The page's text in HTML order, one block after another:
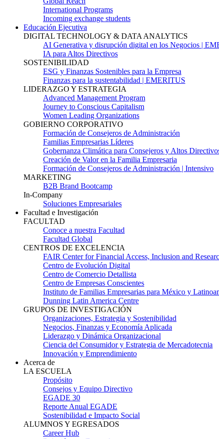
International Programs
Incoming exchange students
Educación Ejecutiva
DIGITAL TECHNOLOGY & DATA ANALYTICS
AI Generativa y disrupción digital en los Negocios |
IA para Altos Directivos
SOSTENIBILIDAD
ESG y Finanzas Sostenibles para la Empresa
Finanzas para la sustentabilidad | EMERITUS
LIDERAZGO Y ESTRATEGIA
Advanced Management Program
Journey to Conscious Capitalism
Women Leading Organizations
GOBIERNO CORPORATIVO
Formación de Consejeros de Administración
Familias Empresarias Líderes
Gobernanza Climática para Consejeros y Altos
Creación de Valor en la Familia Empresaria
Formación de Consejeros de Administración | Intensivo
MARKETING
B2B Brand Bootcamp
In-Company
Soluciones Empresariales
Facultad e Investigación
FACULTAD
Conoce a nuestra Facultad
Facultad Global
CENTROS DE EXCELENCIA
FAIR Center for Financial Access, Inclusion and
Centro de Evolución Digital
Centro de Comercio Detallista
Centro de Empresas Conscientes
Instituto de Familias Empresarias para México y
Dunning Latin America Centre
GRUPOS DE INVESTIGACIÓN
Organizaciones, Estrategia y Sostenibilidad
Negocios, Finanzas y Economía Aplicada
Liderazgo y Dinámica Organizacional
Ciencia del Consumidor y Estrategia de Mercadotecnia
Innovación y Emprendimiento
Acerca de
LA ESCUELA
Propósito
Consejos y Equipo Directivo
EGADE 30
Reporte Anual EGADE
Sostenibilidad e Impacto Social
ALUMNOS Y EGRESADOS
Career Hub